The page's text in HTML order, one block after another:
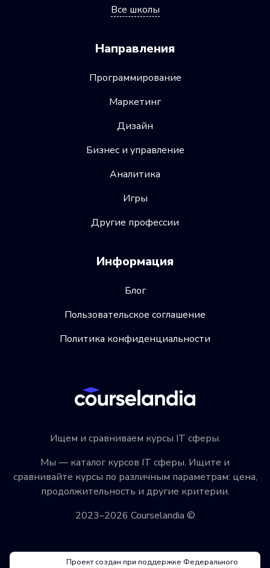
Ищем и сравниваем курсы IT сферы.
Мы — каталог курсов IT сферы. Ищите и
сравнивайте курсы по различным параметрам: цена,
продолжительность и другие критерии.
2023–2026 Courselandia ©
Все школы
Направления
Программирование
Маркетинг
Дизайн
Бизнес и управление
Аналитика
Игры
Другие профессии
Информация
Блог
Пользовательское соглашение
Политика конфиденциальности
Проект создан при поддержке Федерального